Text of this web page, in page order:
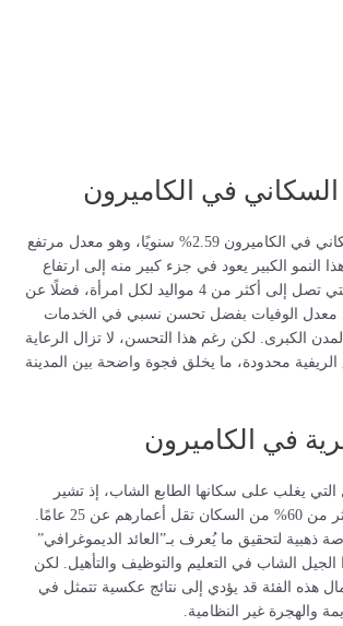
السكاني في الكاميرون
يبلغ معدل النمو السكاني في الكاميرون 2.59% سنويًا، وهو معدل مرتفع
النمو الكبير يعود في جزء كبير منه إلى ارتفاع
معدلات الخصوبة والتي تصل إلى أكثر من 4 مواليد لكل امرأة، فضلًا عن
معدل الوفيات بفضل تحسن نسبي في الخدمات
الكبرى. لكن رغم هذا التحسن، لا تزال الرعاية
محدودة، ما يخلق فجوة واضحة بين المدينة
في الكاميرون
التي يغلب على سكانها الطابع الشاب، إذ تشير
التقديرات إلى أن أكثر من 60% من السكان تقل أعمارهم عن 25 عامًا.
ذهبية لتحقيق ما يُعرف بـ”العائد الديموغرافي”
الجيل الشاب في التعليم والتوظيف والتأهيل. لكن
هذه الفئة قد يؤدي إلى نتائج عكسية تتمثل في
والهجرة غير النظامية.